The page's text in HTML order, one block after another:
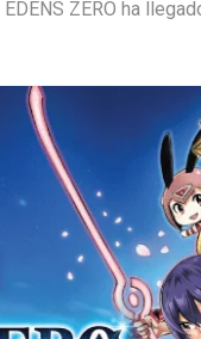
EDENS ZERO ha